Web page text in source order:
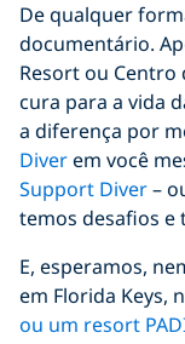
De qualquer
documentário.
Resort ou Centro
cura para a vida
a diferença por
Diverem você
Support Diver–
temos desafios e
E, esperamos,
em Florida Keys,
ou um resort